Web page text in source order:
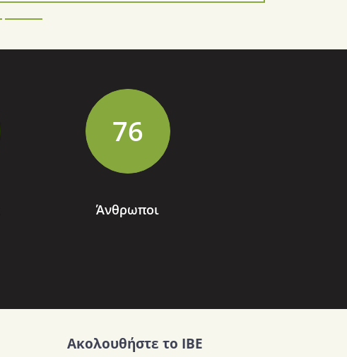
87
Άνθρωποι
Ακολουθήστε το IBE